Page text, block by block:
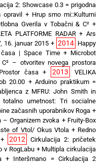
2: Showcase 0.3 = prigodna
+ Hrup smo mi::Kulturni
Gverila v Tobačni & C² +
PLATFORME RADAR+Ars
16. januar 2015 + 2014 Happy
| Space Time+ Microbot
C² – otvoritev novega prostora
časa+ 2013
VELIKA
20.00 + Arduino praktikum =
z MFRU: John Smith in
umetnost: Tri socialne
začasnih uporabnikov Roga +
– Organizem zvoka + Fruity-Box
of Vtol/ Okus Vtola + Redno
+ 2012
Cirkulacija 2: pričetek
v RogLabu+ Multipla cirkulacija
+ Interšmano = Cirkulacija 2